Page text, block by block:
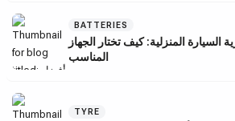
BATTERIES
المنزلية: كيف تختار الجهاز
المناسب
TYRE